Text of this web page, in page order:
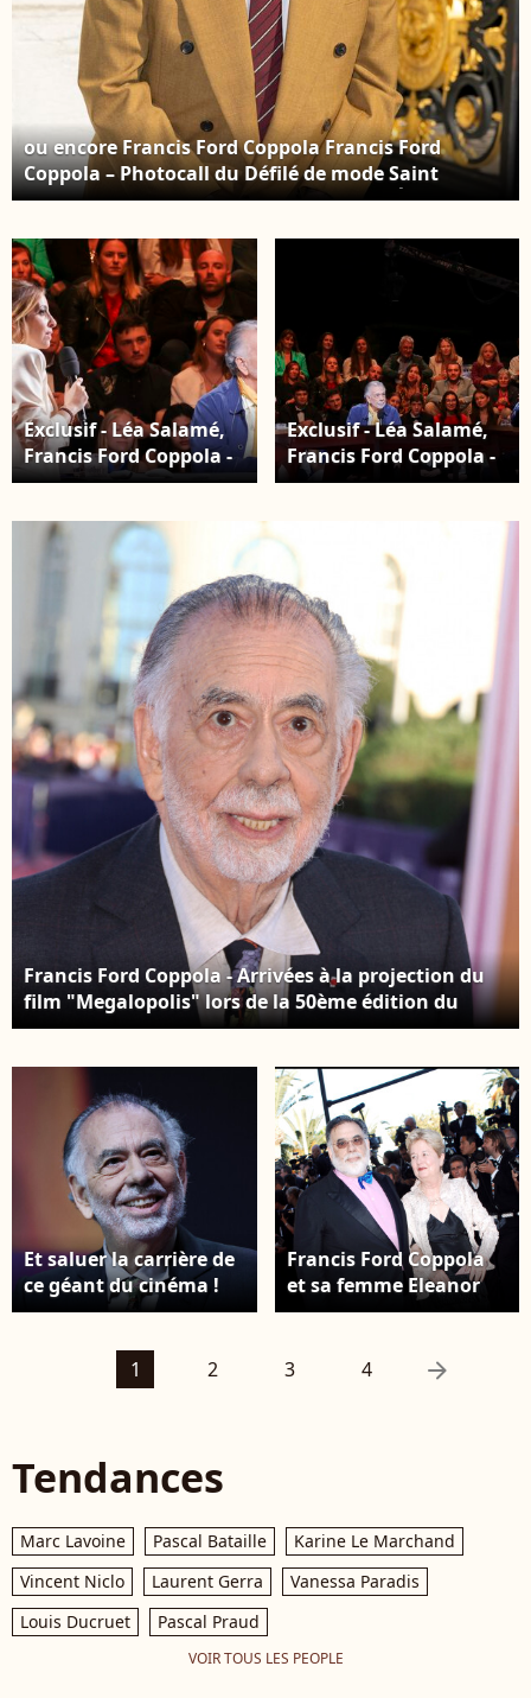
ou encore Francis Ford Coppola Francis Ford
Coppola – Photocall du Défilé de mode Saint
Laurent Homme, Collection Printemps-Été 2026
le 24 juin 2025. © Olivier Borde / Bestimage
Exclusif - Léa Salamé,
Francis Ford Coppola -
Plateau de l'émission
du 77ème Festival
International du Film
de Cannes le 17 mai
Tribeca/Bestimage
Exclusif - Léa Salamé,
Francis Ford Coppola -
Plateau de l'émission
International du Film
de Cannes le 17 mai
2024. © Jack
Tribeca/Bestimage
Francis Ford Coppola - Arrivées à la projection du
film "Megalopolis" lors de la 50ème édition du
Festival du Cinéma américain à Deauville. Le 13
Et saluer la carrière de
ce géant du cinéma !
Bravo à lui ! Francis
Projection du film
"Megalopolis" lors de
américain à Deauville.
Le 13 septembre 2024 ©
Bestimage
Francis Ford Coppola
et sa femme Eleanor
en 2006 à Cannes
1 2 3 4 arrow_right
Tendances
Marc Lavoine Pascal Bataille
Karine Le Marchand
Vincent Niclo
Laurent Gerra
Vanessa Paradis
Louis Ducruet
Pascal Praud
VOIR TOUS LES PEOPLE